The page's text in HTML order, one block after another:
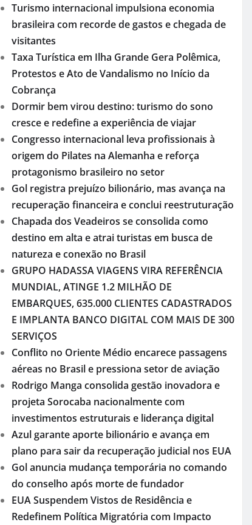
Turismo internacional impulsiona economia
brasileira com recorde de gastos e chegada de
visitantes
Taxa Turística em Ilha Grande Gera Polêmica,
Protestos e Ato de Vandalismo no Início da
Cobrança
Dormir bem virou destino: turismo do sono
cresce e redefine a experiência de viajar
Congresso internacional leva profissionais à
origem do Pilates na Alemanha e reforça
protagonismo brasileiro no setor
Gol registra prejuízo bilionário, mas avança na
recuperação financeira e conclui reestruturação
Chapada dos Veadeiros se consolida como
destino em alta e atrai turistas em busca de
natureza e conexão no Brasil
GRUPO HADASSA VIAGENS VIRA REFERÊNCIA
MUNDIAL, ATINGE 1.2 MILHÃO DE
EMBARQUES, 635.000 CLIENTES CADASTRADOS
E IMPLANTA BANCO DIGITAL COM MAIS DE 300
SERVIÇOS
Conflito no Oriente Médio encarece passagens
aéreas no Brasil e pressiona setor de aviação
Rodrigo Manga consolida gestão inovadora e
projeta Sorocaba nacionalmente com
investimentos estruturais e liderança digital
Azul garante aporte bilionário e avança em
plano para sair da recuperação judicial nos EUA
Gol anuncia mudança temporária no comando
do conselho após morte de fundador
EUA Suspendem Vistos de Residência e
Redefinem Política Migratória com Impacto